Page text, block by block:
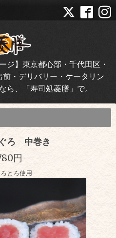
ジ】東京都心部・千代田区・
・デリバリー・ケータリン
ら、「寿司処菱膳」で。
ろ 中巻き
円
とろ使用